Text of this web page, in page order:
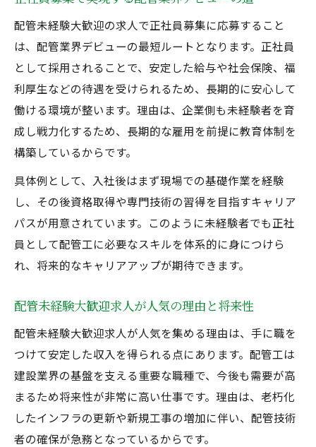
ア
正社員募集が後押しする未経験者の転職成
功例
配管未経験大歓迎求人のキャリアアップ実
現策
転職市場で配管未経験大歓迎が求められる
理由
配管未経験大歓迎正社員で広がる将来の選
択肢
キャリア形成に役立つ配管工求人事情
配管未経験大歓迎求人でキャリアを築くメ
リット
正社員募集に強い配管工求人の最新傾向
道を知る
配管未経験大歓迎求人が支えるスキル習得
環境
キャリアアップを意識した配管未経験歓迎
求人選び
配管未経験大歓迎の求人で正社員募集に応募すること
は、配管業界デビューの最短ルートとなります。正社員
として採用されることで、安定した給与や社会保険、福
利厚生などの待遇を受けられるため、長期的に安心して
働ける環境が整います。理由は、企業側も未経験者を育
成し戦力化するため、長期的な雇用を前提に教育体制を
構築しているからです。
具体例として、入社後はまず現場での基礎作業を経験
し、その後資格取得や専門技術の習得を目指すキャリア
パスが用意されています。このように未経験者でも正社
員として配管工に必要なスキルを体系的に身につけら
れ、将来的なキャリアアップが期待できます。
配管未経験大歓迎求人が人気の理由と将来性
配管未経験大歓迎求人が人気を集める理由は、手に職を
つけて安定した収入を得られる点にあります。配管工は
建設業界の基盤を支える重要な職種で、今後も需要が高
まるため将来性が非常に高い仕事です。理由は、老朽化
したインフラの更新や新規工事の増加に伴い、配管技術
者の確保が急務となっているからです。